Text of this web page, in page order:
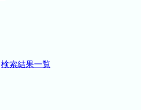
検索結果一覧